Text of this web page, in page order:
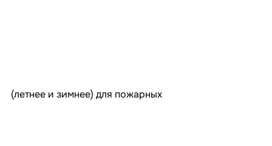
(летнее и зимнее) для пожарных